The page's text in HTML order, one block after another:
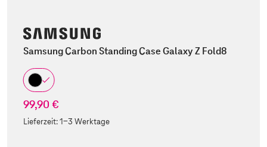
Samsung Carbon Standing Case Galaxy Z Fold8
99,90 €
Lieferzeit:1-3 Werktage